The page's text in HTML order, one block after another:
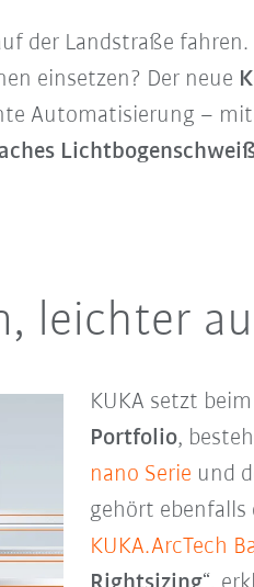
der Landstraße
einsetzen? Der neue
Automatisierung – mit
leichter
KUKA setzt
Portfolio,
nano Serie und
gehört ebenfalls
KUKA.ArcTech